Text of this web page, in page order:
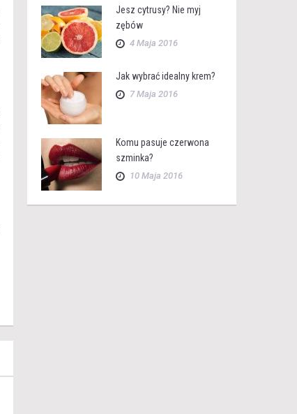
Jesz cytrusy? Nie myj
zębów
4 Maja 2016
Jak wybrać idealny krem?
7 Maja 2016
Komu pasuje czerwona
szminka?
10 Maja 2016